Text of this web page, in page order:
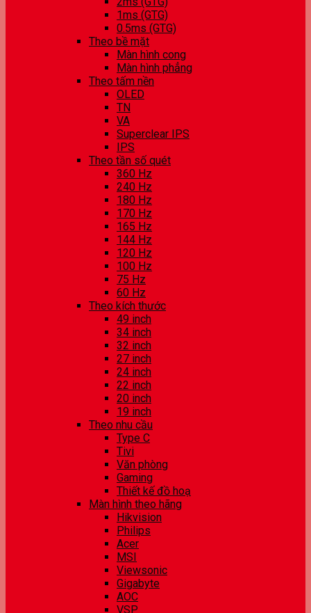
1ms (GTG)
0.5ms (GTG)
Theo bề mặt
Màn hình cong
Màn hình phẳng
Theo tấm nền
OLED
TN
VA
Superclear IPS
IPS
Theo tần số quét
360 Hz
240 Hz
180 Hz
170 Hz
165 Hz
144 Hz
120 Hz
100 Hz
75 Hz
60 Hz
Theo kích thước
49 inch
34 inch
32 inch
27 inch
24 inch
22 inch
20 inch
19 inch
Theo nhu cầu
Type C
Tivi
Văn phòng
Gaming
Thiết kế đồ hoạ
Màn hình theo hãng
Hikvision
Philips
Acer
MSI
Viewsonic
Gigabyte
AOC
VSP